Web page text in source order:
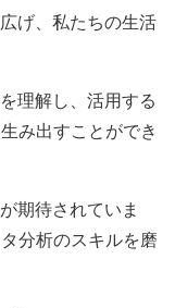
げ、私たちの生活
理解し、活用する
み出すことができ
期待されていま
分析のスキルを磨